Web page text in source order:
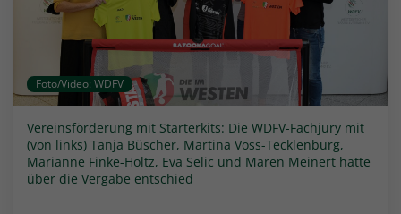
Foto/Video: WDFV
Vereinsförderung mit Starterkits: Die WDFV-Fachjury mit
(von links) Tanja Büscher, Martina Voss-Tecklenburg,
Marianne Finke-Holtz, Eva Selic und Maren Meinert hatte
über die Vergabe entschied